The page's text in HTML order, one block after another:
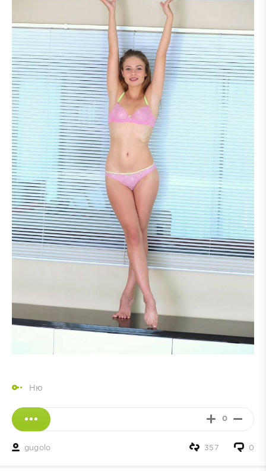
Ню
0
gugolo 0
357